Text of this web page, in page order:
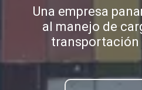
Una empresa
al manejo de
transportación